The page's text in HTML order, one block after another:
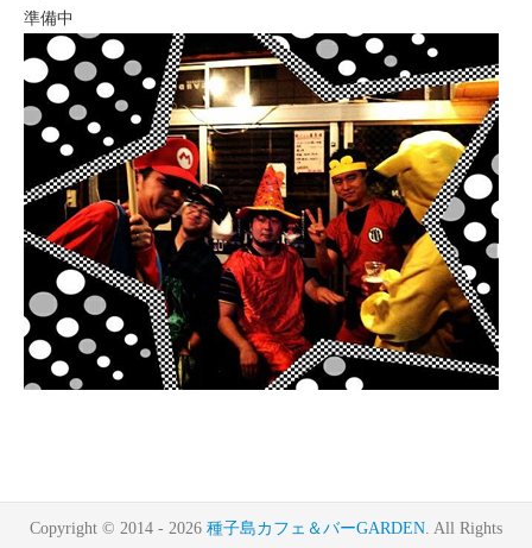
準備中
Copyright © 2014 - 2026 種子島カフェ＆バーGARDEN. All Rights